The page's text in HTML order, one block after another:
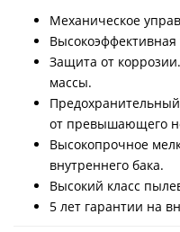
Механическое
Защита от
массы.
от превышающего
Высокопрочное
внутреннего бака.
Высокий класс
5 лет гарантии на